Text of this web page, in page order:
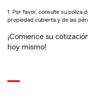
1. Por favor, consulte su póliza
propiedad cubierta y de las
¡Comience su
hoy mismo!